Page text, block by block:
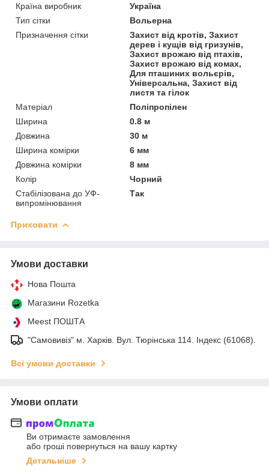
Країна виробник
Україна
Тип сітки
Вольерна
Призначення сітки
Захист від кротів, Захист
дерев і кущів від гризунів,
Захист врожаю від птахів,
Захист врожаю від комах,
Для пташиних вольєрів,
Універсальна, Захист від
листя та гілок
Матеріал
Поліпропілен
Ширина
0.8 м
Довжина
30 м
Ширина комірки
6 мм
Довжина комірки
8 мм
Колір
Чорний
Стабілізована до УФ-
випромінювання
Так
Приховати
Умови доставки
Нова Пошта
Магазини Rozetka
Meest ПОШТА
"Самовивіз" м. Харків. Вул. Тюрінська 114. Індекс (61068).
Всі умови доставки
Умови оплати
Ви отримаєте замовлення
або гроші повернуться на вашу картку
Детальніше